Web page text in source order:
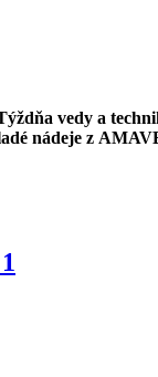
vedy a
nádeje z